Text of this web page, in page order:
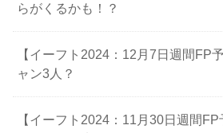
らがくるかも！？
【イーフト2024：12月7日週間FP
ャン3人？
【イーフト2024：11月30日週間